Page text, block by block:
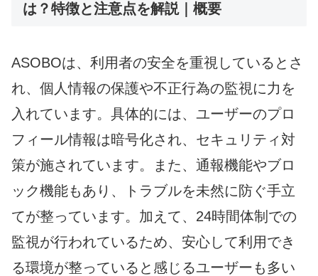
は？特徴と注意点を解説｜概要
ASOBOは、利用者の安全を重視しているとさ
れ、個人情報の保護や不正行為の監視に力を
入れています。具体的には、ユーザーのプロ
フィール情報は暗号化され、セキュリティ対
策が施されています。また、通報機能やブロ
ック機能もあり、トラブルを未然に防ぐ手立
てが整っています。加えて、24時間体制での
監視が行われているため、安心して利用でき
る環境が整っていると感じるユーザーも多い